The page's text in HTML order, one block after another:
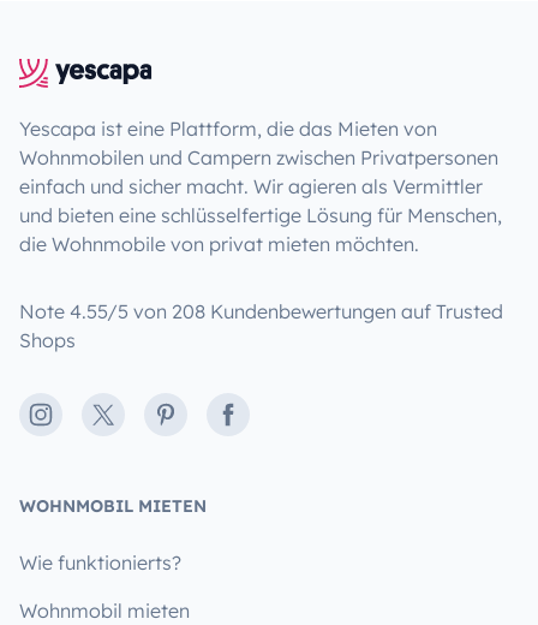
Yescapa ist eine Plattform, die das Mieten von
Wohnmobilen und Campern zwischen Privatpersonen
einfach und sicher macht. Wir agieren als Vermittler
und bieten eine schlüsselfertige Lösung für Menschen,
die Wohnmobile von privat mieten möchten.
Note 4.55/5 von 208 Kundenbewertungen auf Trusted
Shops
Instagram
X PinterestFacebook
WOHNMOBIL MIETEN
Wie funktionierts?
Wohnmobil mieten